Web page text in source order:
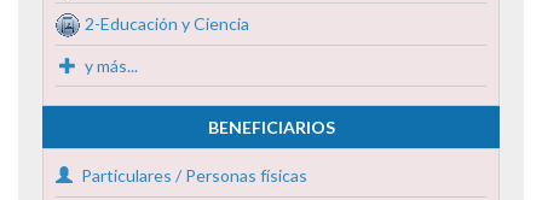
2-Educación y Ciencia
y más...
BENEFICIARIOS
Particulares / Personas físicas